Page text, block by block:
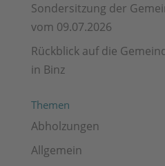
Sondersitzung der
vom 09.07.2026
Rückblick auf die
in Binz
Themen
Abholzungen
Allgemein